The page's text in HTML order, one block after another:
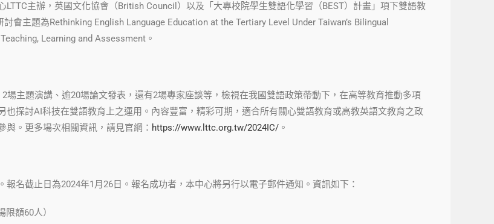
LTTC主辦，英國文化協會（British Council）以及「大專校院學生雙語化學習（BEST）計畫」項下雙語教
會主題為Rethinking English Language Education at the Tertiary Level Under Taiwan’s Bilingual
Learning and Assessment。
場主題演講、逾20場論文發表，還有2場專家座談等，檢視在我國雙語政策帶動下，在高等教育推動多項
也探討AI科技在雙語教育上之運用。內容豐富，精彩可期，適合所有關心雙語教育或高教英語文教育之政
與。更多場次相關資訊，請見官網： https://www.lttc.org.tw/2024IC/ 。
報名截止日為2024年1月26日。報名成功者，本中心將另行以電子郵件通知。資訊如下：
額60人）